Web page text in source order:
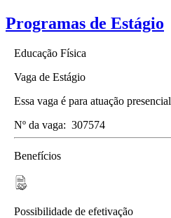
Programas de Estágio
Educação Física
Vaga de Estágio
Essa vaga é para atuação presencial
Nº da vaga: 307574
Benefícios
Possibilidade de efetivação